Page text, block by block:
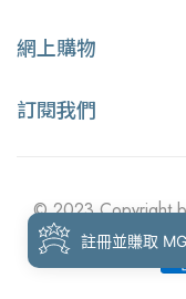
銷售地點
美嘉健康資訊
網上購物
訂購流程
送貨及退款條款
訂閱我們
搶先收到我們的最
© 2023 Copyright
註冊並賺取